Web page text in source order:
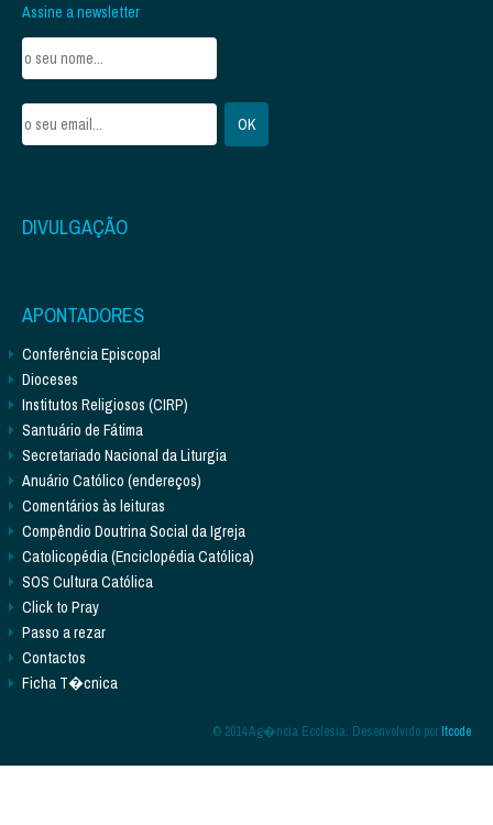
Assine a newsletter
DIVULGAÇÃO
APONTADORES
Conferência Episcopal
Dioceses
Institutos Religiosos (CIRP)
Santuário de Fátima
Secretariado Nacional da Liturgia
Anuário Católico (endereços)
Comentários às leituras
Compêndio Doutrina Social da Igreja
Catolicopédia (Enciclopédia Católica)
SOS Cultura Católica
Click to Pray
Passo a rezar
Contactos
Ficha T�cnica
© 2014 Ag�ncia Ecclesia. Desenvolvido porItcode